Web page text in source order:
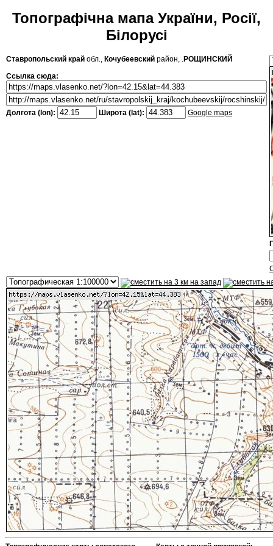
Топографічна мапа України, Росії,
Білорусі
Ставропольский край обл., Кочубеевский район, .РОЩИНСКИЙ
Ссылка сюда:
Долгота (lon): Широта (lat): Google maps